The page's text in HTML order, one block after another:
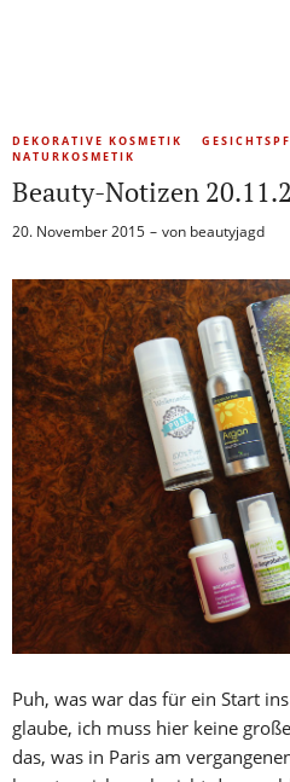
DEKORATIVE KOSMETIK
NATURKOSMETIK
Beauty-Notizen
20. November 2015 von beautyjagd
Puh, was war das für ein Start
glaube, ich muss hier keine
das, was in Paris am